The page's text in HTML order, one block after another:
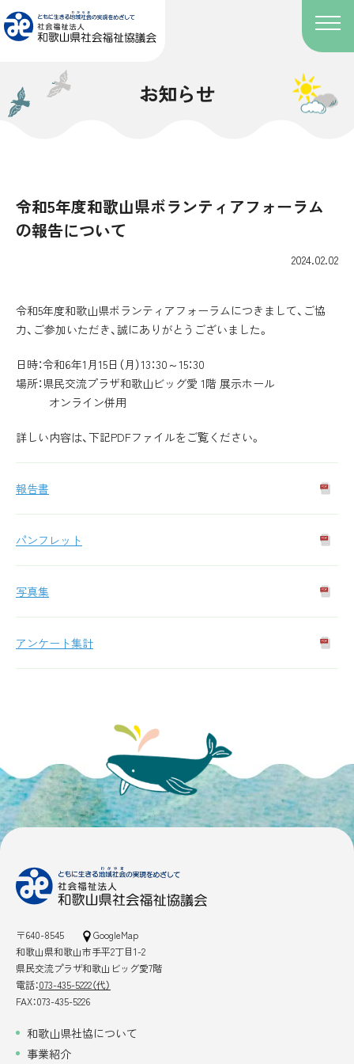
お知らせ
令和5年度和歌山県ボランティアフォーラム
の報告について
2024.02.02
令和5年度和歌山県ボランティアフォーラムにつきまして、ご協
力、ご参加いただき、誠にありがとうございました。
日時：令和6年1月15日（月）13：30～15：30
場所：県民交流プラザ和歌山ビッグ愛 1階 展示ホール
オンライン併用
詳しい内容は、下記PDFファイルをご覧ください。
報告書
パンフレット
写真集
アンケート集計
〒640-8545
GoogleMap
和歌山県和歌山市手平2丁目1-2
県民交流プラザ和歌山ビッグ愛7階
電話：073-435-5222（代）
FAX：073-435-5226
和歌山県社協について
事業紹介